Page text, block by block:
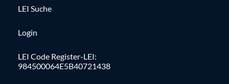
LEI Suche
Login
LEI Code Register-LEI:
984500064E5B40721438